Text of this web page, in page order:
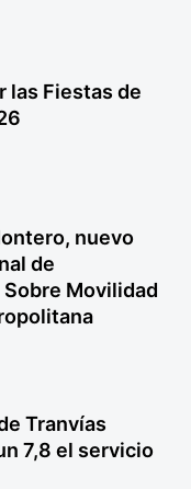
las Fiestas de
nuevo
de
Movilidad
Tranvías
7,8 el servicio